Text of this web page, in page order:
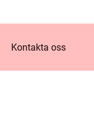
Kontakta oss